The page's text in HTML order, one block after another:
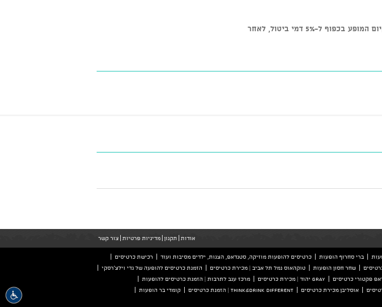
* ניתן לבטל כרטיסים עד טווח זמן של 48 שעות לפני מועד קיום המופע בכפוף ל-5% דמי ביטול, לאחר
אודות תקנון מדיניות פרטיות צור קשר
ברי סחרוף הופעות כרטיסים להופעות מוזיקה, סטנדאפ, הצגות, ילדים מסיבות ועוד
רכישת כרטיסים
שחר חסון הופעות טוקהאוס נמל תל אביב | מכירת כרטיסים
הזמנת כרטיסים להופעה של גדי וילצ'רסקי
פקטורי כרטיסים GRAY יהוד | מכירת כרטיסים
מרכז ענב לתרבות | הזמנת כרטיסים להופעות
אוסליבן מכירת כרטיסים Think&Drink Different | הזמנת כרטיסים
קומדי בר הופעות